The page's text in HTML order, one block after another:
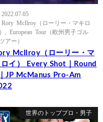
2022.07.05
Rory McIlroy（ローリー・マキロ
European Tour（欧州男子ゴル
アー）
McIlroy（ローリー・マ
ロイ） Every Shot｜Round
JP McManus Pro-Am
世界のトッププロ・男子